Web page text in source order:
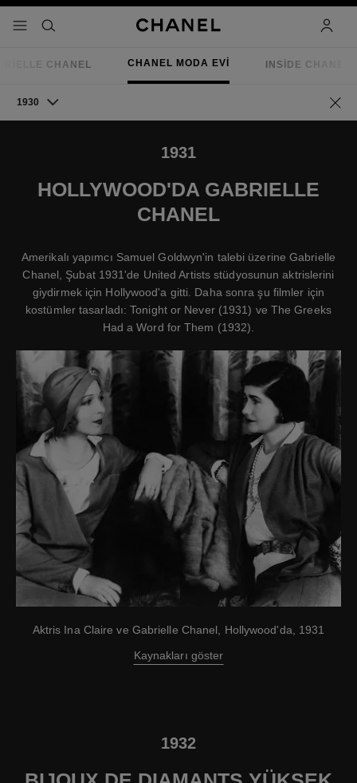
menü - ana gezinti
- ana gezinti menüsü
arama hesap
CHANEL CHANEL MODA EVI INSIDE CHANEL
1930
1931
HOLLYWOOD'DA GABRIELLE
CHANEL
Amerikalı yapımcı Samuel Goldwyn'in talebi üzerine Gabrielle
Chanel, Şubat 1931'de United Artists stüdyosunun aktrislerini
giydirmek için Hollywood'a gitti. Daha sonra şu filmler için
kostümler tasarladı: Tonight or Never (1931) ve The Greeks
Had a Word for Them (1932).
Aktris Ina Claire ve Gabrielle Chanel, Hollywood'da, 1931
Kaynakları göster
1932